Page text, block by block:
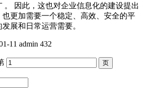
。 因此，这也对企业信息化的建设提出
也更加需要一个稳定、高效、安全的平
展和日常运营需要。
11 admin 432